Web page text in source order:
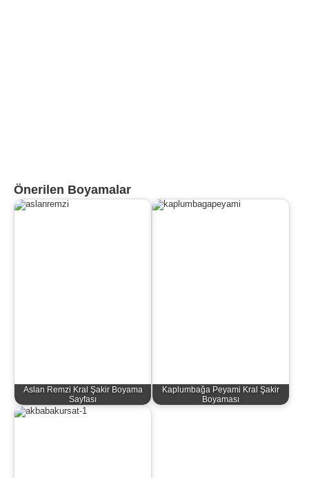
Önerilen Boyamalar
Aslan Remzi Kral Şakir Boyama
Sayfası
Kaplumbağa Peyami Kral Şakir
Boyaması